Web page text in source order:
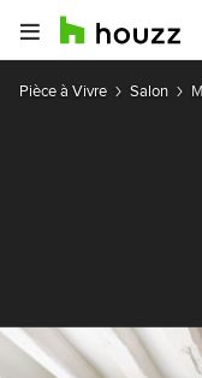
Pièce à Vivre Salon